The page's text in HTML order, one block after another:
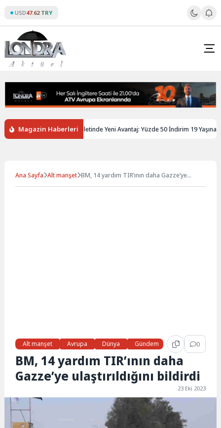
content
USD47.62 TRY
Magazin Haberleri
Gençlere Tren Biletinde Yeni Avantaj: Yüzde 50 İndirim 19 Yaşına
Ana Sayfa Alt manşet BM, 14 yardım TIR’ının daha Gazze’ye
Alt manşet Avrupa Dünya Gündem Haberler0
BM, 14 yardım TIR’ının daha
Gazze’ye ulaştırıldığını bildirdi
23 Eki 2023